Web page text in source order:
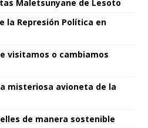
Maletsunyane de Lesoto
la Represión Política en
visitamos o cambiamos
misteriosa avioneta de la
de manera sostenible